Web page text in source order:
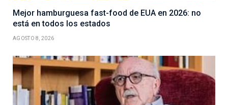
Mejor hamburguesa fast-food de EUA en 2026: no
está en todos los estados
AGOSTO 8, 2026